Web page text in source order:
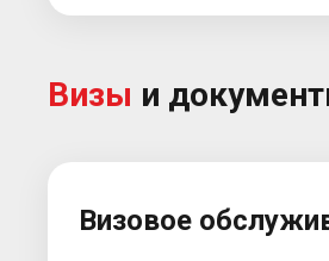
Визы и
Визовое